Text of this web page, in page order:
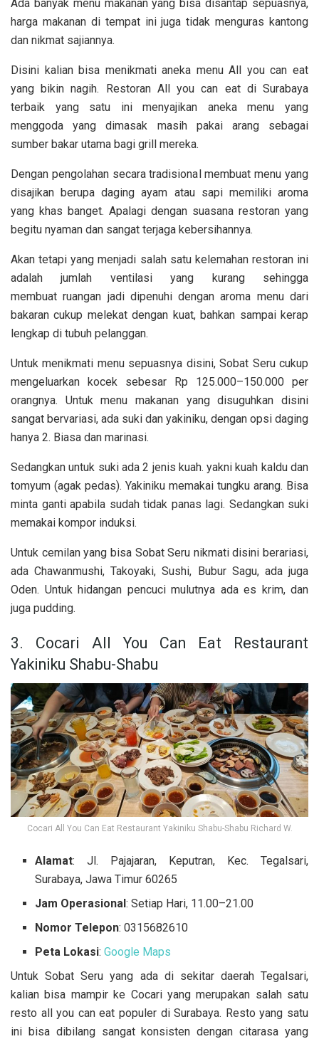
Ada banyak menu makanan yang bisa disantap sepuasnya,
harga makanan di tempat ini juga tidak menguras kantong
dan nikmat sajiannya.
Disini kalian bisa menikmati aneka menu All you can eat
yang bikin nagih. Restoran All you can eat di Surabaya
terbaik yang satu ini menyajikan aneka menu yang
menggoda yang dimasak masih pakai arang sebagai
sumber bakar utama bagi grill mereka.
Dengan pengolahan secara tradisional membuat menu yang
disajikan berupa daging ayam atau sapi memiliki aroma
yang khas banget. Apalagi dengan suasana restoran yang
begitu nyaman dan sangat terjaga kebersihannya.
Akan tetapi yang menjadi salah satu kelemahan restoran ini
adalah jumlah ventilasi yang kurang sehingga
membuat ruangan jadi dipenuhi dengan aroma menu dari
bakaran cukup melekat dengan kuat, bahkan sampai kerap
lengkap di tubuh pelanggan.
Untuk menikmati menu sepuasnya disini, Sobat Seru cukup
mengeluarkan kocek sebesar Rp 125.000–150.000 per
orangnya. Untuk menu makanan yang disuguhkan disini
sangat bervariasi, ada suki dan yakiniku, dengan opsi daging
hanya 2. Biasa dan marinasi.
Sedangkan untuk suki ada 2 jenis kuah. yakni kuah kaldu dan
tomyum (agak pedas). Yakiniku memakai tungku arang. Bisa
minta ganti apabila sudah tidak panas lagi. Sedangkan suki
memakai kompor induksi.
Untuk cemilan yang bisa Sobat Seru nikmati disini berariasi,
ada Chawanmushi, Takoyaki, Sushi, Bubur Sagu, ada juga
Oden. Untuk hidangan pencuci mulutnya ada es krim, dan
juga pudding.
3. Cocari All You Can Eat Restaurant
Yakiniku Shabu-Shabu
Cocari All You Can Eat Restaurant Yakiniku Shabu-Shabu Richard W.
Alamat: Jl. Pajajaran, Keputran, Kec. Tegalsari,
Surabaya, Jawa Timur 60265
Jam Operasional: Setiap Hari, 11.00–21.00
Nomor Telepon: 0315682610
Peta Lokasi:Google Maps
Untuk Sobat Seru yang ada di sekitar daerah Tegalsari,
kalian bisa mampir ke Cocari yang merupakan salah satu
resto all you can eat populer di Surabaya. Resto yang satu
ini bisa dibilang sangat konsisten dengan citarasa yang